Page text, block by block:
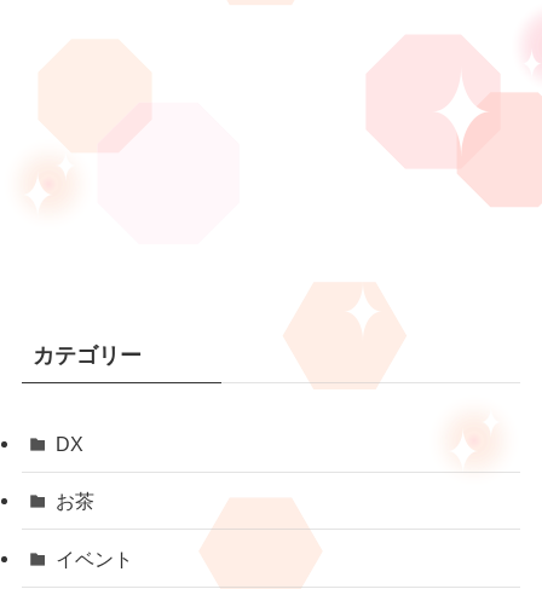
カテゴリー
DX
お茶
イベント